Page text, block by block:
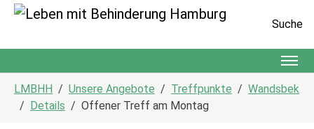
Suche
LMBHH Unsere Angebote Treffpunkte
Wandsbek
Details
Offener Treff am Montag